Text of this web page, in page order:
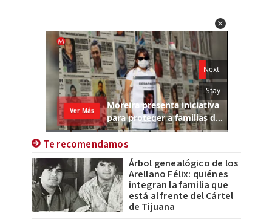
Te recomendamos
Árbol genealógico de los
Arellano Félix: quiénes
integran la familia que
está al frente del Cártel
de Tijuana